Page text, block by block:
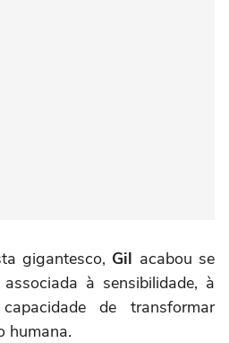
gigantesco, Gil acabou se
à sensibilidade, à
de transformar
humana.